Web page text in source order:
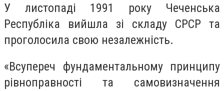
У листопаді 1991 року Чеченська
Республіка вийшла зі складу СРСР та
проголосила свою незалежність.
«Всупереч фундаментальному принципу
рівноправності та самовизначення